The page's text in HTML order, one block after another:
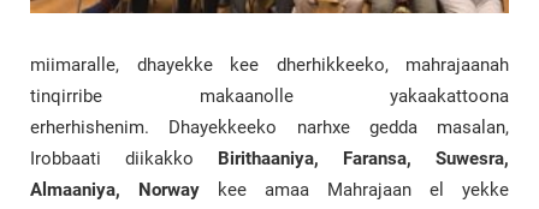
miimaralle, dhayekke kee dherhikkeeko, mahrajaanah
tinqirribe makaanolle yakaakattoona
erherhishenim. Dhayekkeeko narhxe gedda masalan,
Irobbaati diikakko
Birithaaniya, Faransa, Suwesra,
Almaaniya, Norway
kee amaa Mahrajaan el yekke